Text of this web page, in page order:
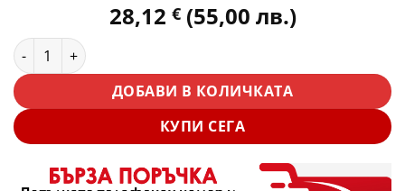
28,12 € (55,00 лв.)
количество за Уред за Рязане на Гипсокартон 20-600мм
ДОБАВИ В КОЛИЧКАТА
КУПИ СЕГА